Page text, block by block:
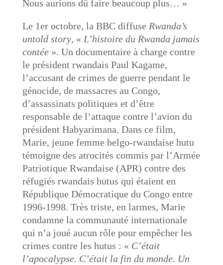
Nous aurions dû faire beaucoup plus… »
Le 1er octobre, la BBC diffuse Rwanda’s
untold story, « L’histoire du Rwanda jamais
contée». Un documentaire à charge contre
le président rwandais Paul Kagame,
l’accusant de crimes de guerre pendant le
génocide, de massacres au Congo,
d’assassinats politiques et d’être
responsable de l’attaque contre l’avion du
président Habyarimana. Dans ce film,
Marie, jeune femme belgo-rwandaise hutu
témoigne des atrocités commis par l’Armée
Patriotique Rwandaise (APR) contre des
réfugiés rwandais hutus qui étaient en
République Démocratique du Congo entre
1996-1998. Très triste, en larmes, Marie
condamne la communauté internationale
qui n’a joué aucun rôle pour empêcher les
crimes contre les hutus : « C’était
l’apocalypse. C’était la fin du monde. Un